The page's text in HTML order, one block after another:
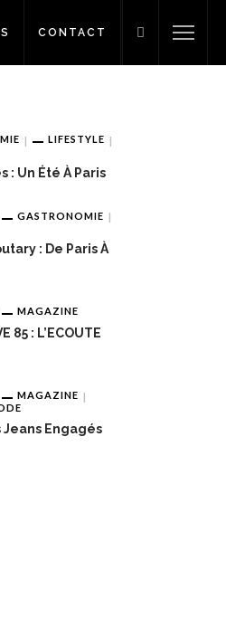
CONTACT
LIFESTYLE
: Un Été À Paris
GASTRONOMIE
: De Paris À
MAGAZINE
85 : L’ECOUTE
MAGAZINE
Jeans Engagés